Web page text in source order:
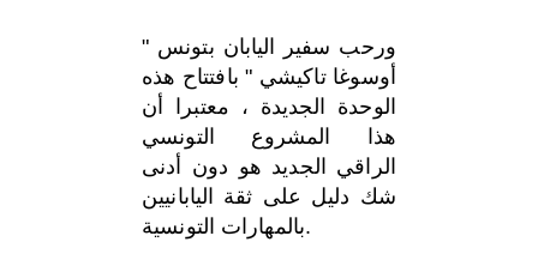
ورحب سفير اليابان بتونس "
أوسوغا تاكيشي " بافتتاح هذه
الوحدة الجديدة ، معتبرا أن
هذا المشروع التونسي
الراقي الجديد هو دون أدنى
شك دليل على ثقة اليابانيين
بالمهارات التونسية.